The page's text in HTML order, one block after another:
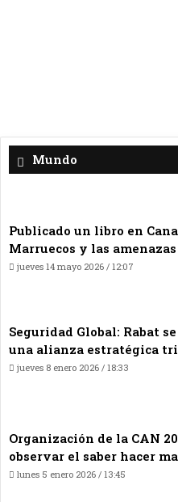
Mundo
Publicado un libro en
Marruecos y las
jueves 14 mayo 2026 / 12:07
Seguridad Global: Rabat
una alianza estratégica
jueves 8 enero 2026 / 18:33
Organización de la CAN
observar el saber hacer
lunes 5 enero 2026 / 13:45